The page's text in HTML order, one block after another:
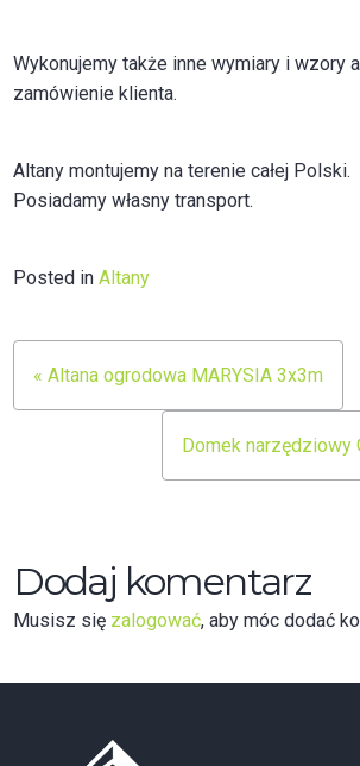
Wykonujemy także inne wymiary i wzory
zamówienie klienta.
Altany montujemy na terenie całej Polski.
Posiadamy własny transport.
Posted inAltany
Nawigacja
wpisu
« Altana ogrodowa MARYSIA 3x3m
Domek narzędziowy
Dodaj komentarz
Musisz się zalogować, aby móc dodać